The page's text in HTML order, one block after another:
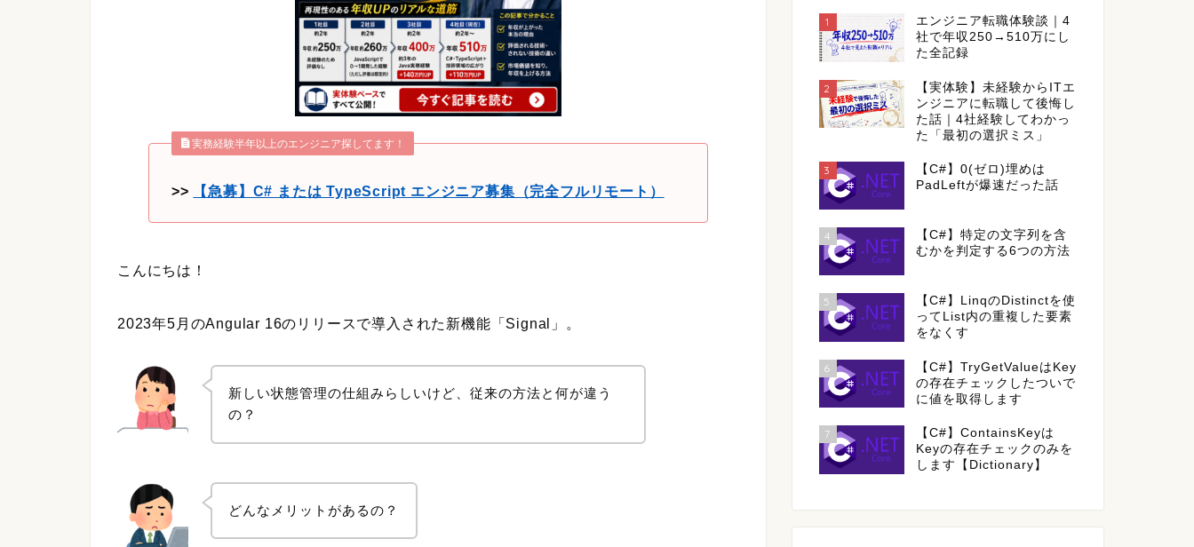
実務経験半年以上のエンジニア探してます！
>> 【急募】C# または TypeScript エンジニア募集（完全フルリモート）
こんにちは！
2023年5月のAngular 16のリリースで導入された新機能「Signal」。
新しい状態管理の仕組みらしいけど、従来の方法と何が違う
の？
どんなメリットがあるの？
1
エンジニア転職体験談｜4
社で年収250→510万にし
た全記録
2
【実体験】未経験からITエ
ンジニアに転職して後悔し
た話｜4社経験してわかっ
た「最初の選択ミス」
3
【C#】0(ゼロ)埋めは
PadLeftが爆速だった話
4
【C#】特定の文字列を含
むかを判定する6つの方法
5
【C#】LinqのDistinctを使
ってList内の重複した要素
をなくす
6
【C#】TryGetValueはKey
の存在チェックしたついで
に値を取得します
7
【C#】ContainsKeyは
Keyの存在チェックのみを
します【Dictionary】